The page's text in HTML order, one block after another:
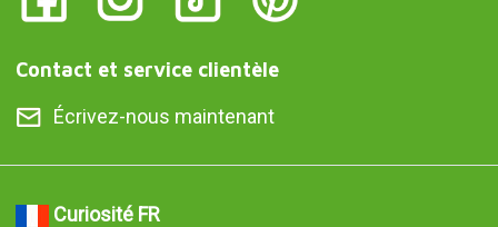
Contact et service clientèle
Écrivez-nous maintenant
Curiosité FR